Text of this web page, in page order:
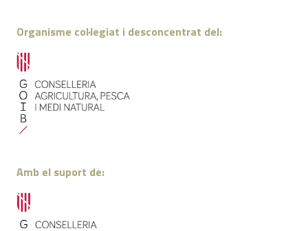
Organisme col·legiat i desconcentrat del:
Amb el suport de: